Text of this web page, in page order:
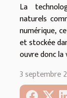
La
naturels
numérique,
et stockée
ouvre donc
3 septembre